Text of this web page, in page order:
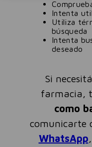
Intenta
Utiliza
búsqueda
Intenta
deseado
Si
farmacia,
como
comunicarte
WhatsApp